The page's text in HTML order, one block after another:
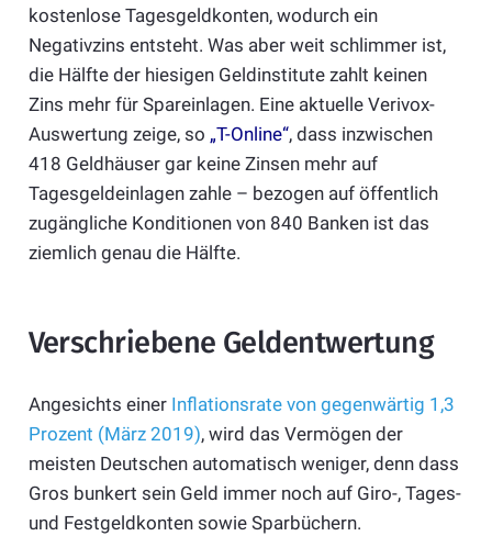
kostenlose Tagesgeldkonten, wodurch ein
Negativzins entsteht. Was aber weit schlimmer ist,
die Hälfte der hiesigen Geldinstitute zahlt keinen
Zins mehr für Spareinlagen. Eine aktuelle Verivox-
Auswertung zeige, so „T-Online“, dass inzwischen
418 Geldhäuser gar keine Zinsen mehr auf
Tagesgeldeinlagen zahle – bezogen auf öffentlich
zugängliche Konditionen von 840 Banken ist das
ziemlich genau die Hälfte.
Verschriebene Geldentwertung
Angesichts einer Inflationsrate von gegenwärtig 1,3
Prozent (März 2019), wird das Vermögen der
meisten Deutschen automatisch weniger, denn dass
Gros bunkert sein Geld immer noch auf Giro-, Tages-
und Festgeldkonten sowie Sparbüchern.